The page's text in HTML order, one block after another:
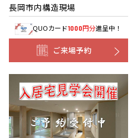
長岡市内構造現場
QUOカード1000円分進呈中！
ご来場予約